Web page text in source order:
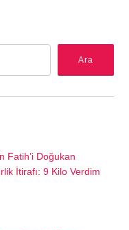
Ara
Fatih’i Doğukan
İtirafı: 9 Kilo Verdim